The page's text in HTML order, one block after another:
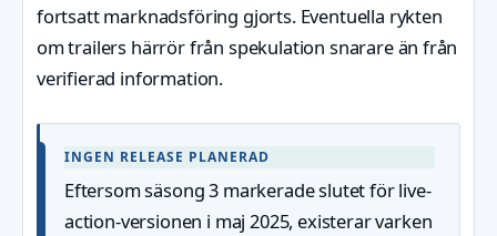
fortsatt marknadsföring gjorts. Eventuella rykten
om trailers härrör från spekulation snarare än från
verifierad information.
INGEN RELEASE PLANERAD
Eftersom säsong 3 markerade slutet för live-
action-versionen i maj 2025, existerar varken